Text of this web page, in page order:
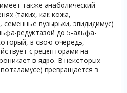
также анаболический
(таких, как кожа,
семенные пузырьки, эпидидимус)
редуктазой до 5-альфа-
в свою очередь,
с рецепторами на
в ядро. В некоторых
превращается в